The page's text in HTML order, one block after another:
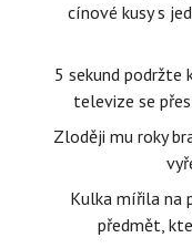
cínové kusy s
5 sekund podržte
televize se
Zloději mu roky
Kulka mířila na
předmět,